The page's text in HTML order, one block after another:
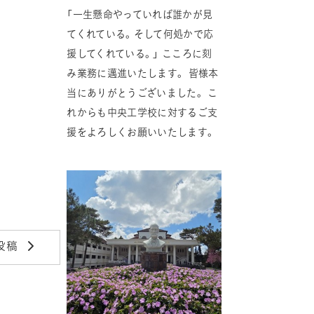
稿
「一生懸命やっていれば誰かが見
てくれている。そして何処かで応
援してくれている。」 こころに刻
み業務に邁進いたします。 皆様本
当にありがとうございました。 こ
れからも中央工学校に対するご支
援をよろしくお願いいたします。